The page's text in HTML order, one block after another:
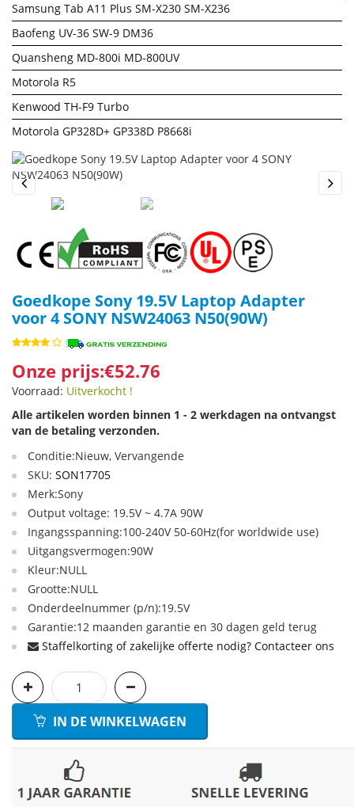
Samsung Tab A11 Plus SM-X230 SM-X236
Baofeng UV-36 SW-9 DM36
Quansheng MD-800i MD-800UV
Motorola R5
Kenwood TH-F9 Turbo
Motorola GP328D+ GP338D P8668i
Previous
Goedkope Sony 19.5V Laptop Adapter
voor 4 SONY NSW24063 N50(90W)
Onze prijs:€52.76
Voorraad: Uitverkocht !
Alle artikelen worden binnen 1 - 2 werkdagen na ontvangst
van de betaling verzonden.
Conditie:Nieuw, Vervangende
SKU: SON17705
Merk:Sony
Output voltage: 19.5V ~ 4.7A 90W
Ingangsspanning:100-240V 50-60Hz(for worldwide use)
Uitgangsvermogen:90W
Kleur:NULL
Grootte:NULL
Onderdeelnummer (p/n):19.5V
Garantie:12 maanden garantie en 30 dagen geld terug
Staffelkorting of zakelijke offerte nodig? Contacteer ons
IN DE WINKELWAGEN